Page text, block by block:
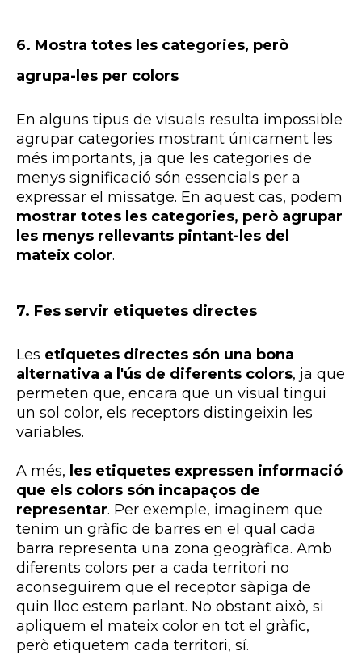
6. Mostra totes les categories, però
agrupa-les per colors
En alguns tipus de visuals resulta impossible
agrupar categories mostrant únicament les
més importants, ja que les categories de
menys significació són essencials per a
expressar el missatge. En aquest cas, podem
mostrar totes les categories, però agrupar
les menys rellevants pintant-les del
mateix color.
7. Fes servir etiquetes directes
Les etiquetes directes són una bona
alternativa a l'ús de diferents colors, ja que
permeten que, encara que un visual tingui
un sol color, els receptors distingeixin les
variables.
A més, les etiquetes expressen informació
que els colors són incapaços de
representar. Per exemple, imaginem que
tenim un gràfic de barres en el qual cada
barra representa una zona geogràfica. Amb
diferents colors per a cada territori no
aconseguirem que el receptor sàpiga de
quin lloc estem parlant. No obstant això, si
apliquem el mateix color en tot el gràfic,
però etiquetem cada territori, sí.